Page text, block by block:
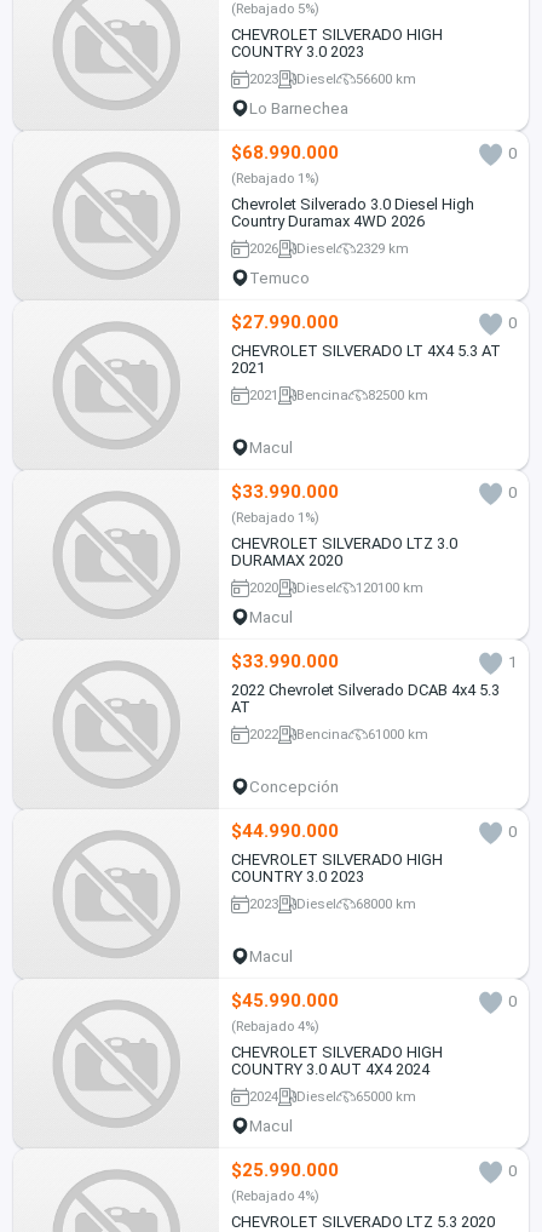
(Rebajado 5%)
CHEVROLET SILVERADO HIGH
COUNTRY 3.0 2023
2023 Diesel 56600 km
Lo Barnechea
$68.990.000 0
(Rebajado 1%)
Chevrolet Silverado 3.0 Diesel High
Country Duramax 4WD 2026
2026 Diesel 2329 km
Temuco
$27.990.000
0
CHEVROLET SILVERADO LT 4X4 5.3 AT
2021
2021 Bencina 82500 km
Macul
$33.990.000 0
(Rebajado 1%)
CHEVROLET SILVERADO LTZ 3.0
DURAMAX 2020
2020 Diesel 120100 km
Macul
$33.990.000
1
2022 Chevrolet Silverado DCAB 4x4 5.3
AT
2022 Bencina 61000 km
Concepción
$44.990.000
0
CHEVROLET SILVERADO HIGH
COUNTRY 3.0 2023
2023 Diesel 68000 km
Macul
$45.990.000 0
(Rebajado 4%)
CHEVROLET SILVERADO HIGH
COUNTRY 3.0 AUT 4X4 2024
2024 Diesel 65000 km
Macul
$25.990.000 0
(Rebajado 4%)
CHEVROLET SILVERADO LTZ 5.3 2020